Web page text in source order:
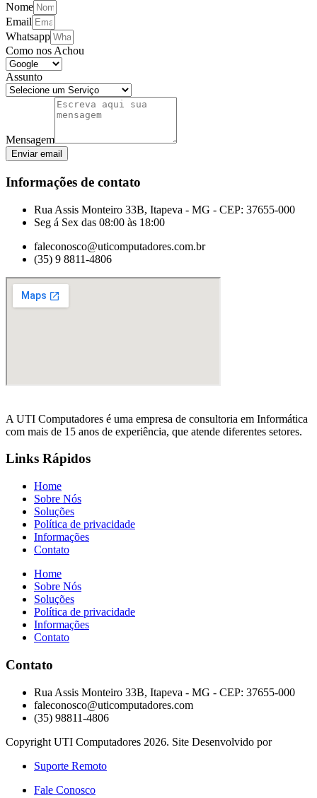
Nome
Email
Whatsapp
Como nos Achou
Assunto
Mensagem
Enviar email
Informações de contato
Rua Assis Monteiro 33B, Itapeva - MG - CEP: 37655-000
Seg á Sex das 08:00 às 18:00
faleconosco@uticomputadores.com.br
(35) 9 8811-4806
A UTI Computadores é uma empresa de consultoria em Informática
com mais de 15 anos de experiência, que atende diferentes setores.
Links Rápidos
Home
Sobre Nós
Soluções
Política de privacidade
Informações
Contato
Home
Sobre Nós
Soluções
Política de privacidade
Informações
Contato
Contato
Rua Assis Monteiro 33B, Itapeva - MG - CEP: 37655-000
faleconosco@uticomputadores.com
(35) 98811-4806
Copyright UTI Computadores 2026. Site Desenvolvido por
Suporte Remoto
Fale Conosco